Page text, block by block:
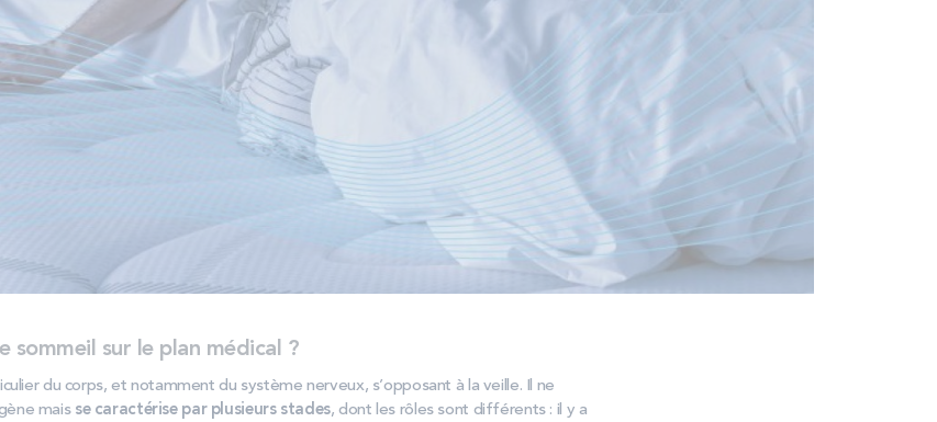
sommeil sur le plan médical ?
du corps, et notamment du système nerveux, s’opposant à la veille. Il ne
mais se caractérise par plusieurs stades, dont les rôles sont différents : il y a